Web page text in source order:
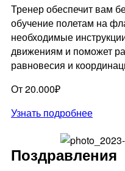
Тренер обеспечит вам
обучение полетам на
необходимые
движениям и поможет
равновесия и
От 20.000₽
Узнать подробнее
Поздравления